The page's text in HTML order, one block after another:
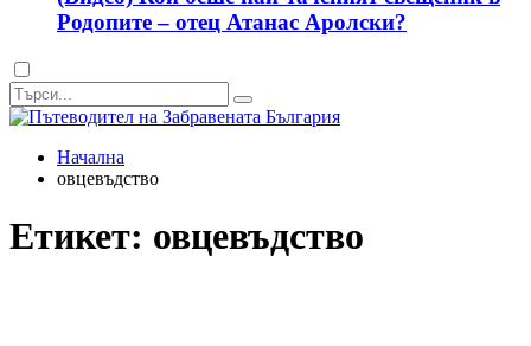
Родопите – отец Атанас Аролски?
Dark
mode
Начална
овцевъдство
Етикет: овцевъдство